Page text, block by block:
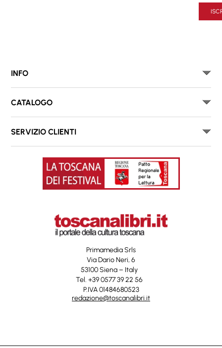
INFO
CATALOGO
SERVIZIO CLIENTI
Primamedia Srls
Via Dario Neri, 6
53100 Siena – Italy
Tel. +39 0577 39 22 56
P.IVA 01484680523
redazione@toscanalibri.it